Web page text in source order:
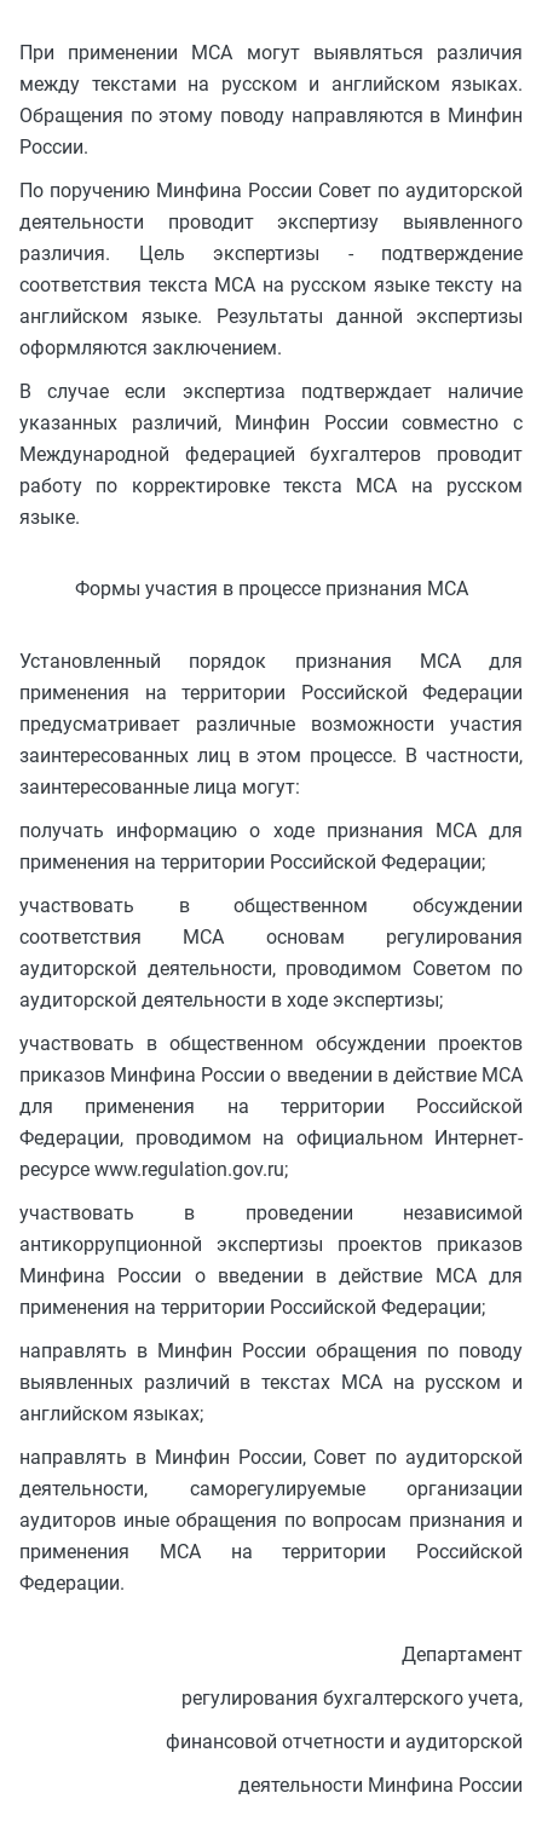
При применении МСА могут выявляться различия
между текстами на русском и английском языках.
Обращения по этому поводу направляются в Минфин
России.
По поручению Минфина России Совет по аудиторской
деятельности проводит экспертизу выявленного
различия. Цель экспертизы - подтверждение
соответствия текста МСА на русском языке тексту на
английском языке. Результаты данной экспертизы
оформляются заключением.
В случае если экспертиза подтверждает наличие
указанных различий, Минфин России совместно с
Международной федерацией бухгалтеров проводит
работу по корректировке текста МСА на русском
языке.
Формы участия в процессе признания МСА
Установленный порядок признания МСА для
применения на территории Российской Федерации
предусматривает различные возможности участия
заинтересованных лиц в этом процессе. В частности,
заинтересованные лица могут:
получать информацию о ходе признания МСА для
применения на территории Российской Федерации;
участвовать в общественном обсуждении
соответствия МСА основам регулирования
аудиторской деятельности, проводимом Советом по
аудиторской деятельности в ходе экспертизы;
участвовать в общественном обсуждении проектов
приказов Минфина России о введении в действие МСА
для применения на территории Российской
Федерации, проводимом на официальном Интернет-
ресурсе www.regulation.gov.ru;
участвовать в проведении независимой
антикоррупционной экспертизы проектов приказов
Минфина России о введении в действие МСА для
применения на территории Российской Федерации;
направлять в Минфин России обращения по поводу
выявленных различий в текстах МСА на русском и
английском языках;
направлять в Минфин России, Совет по аудиторской
деятельности, саморегулируемые организации
аудиторов иные обращения по вопросам признания и
применения МСА на территории Российской
Федерации.
Департамент
регулирования бухгалтерского учета,
финансовой отчетности и аудиторской
деятельности Минфина России